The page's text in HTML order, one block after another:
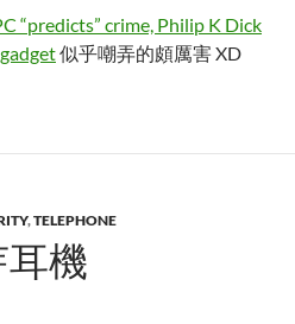
“predicts” crime, Philip K Dick
似乎嘲弄的頗厲害 XD
,TELEPHONE
耳機